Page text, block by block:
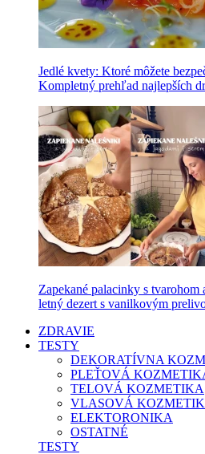
Jedlé kvety: Ktoré môžete
Kompletný prehľad najlepších
Zapekané palacinky s
letný dezert s vanilkovým
ZDRAVIE
TESTY
DEKORATÍVNA
PLEŤOVÁ
TELOVÁ KOZMETIKA
VLASOVÁ
ELEKTORONIKA
OSTATNÉ
TESTY